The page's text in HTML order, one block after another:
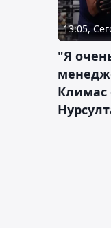
13:05,
"Я
Климас